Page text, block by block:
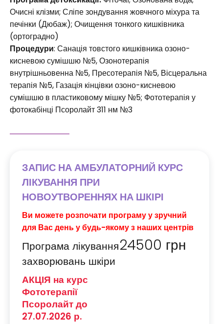
Очисні клізми; Сліпе зондування жовчного міхура та
печінки (Дюбаж); Очищення тонкого кишківника
(ортоградно)
Процедури: Санація товстого кишківника озоно-
кисневою сумішшю №5, Озонотерапія
внутрішньовенна №5, Пресотерапія №5, Вісцеральна
терапія №5, Газація кінцівки озоно-кисневою
сумішшю в пластиковому мішку №5; Фототерапія у
фотокабінці Псоролайт 311 нм №3
ЗАПИС НА АМБУЛАТОРНИЙ КУРС
ЛІКУВАННЯ ПРИ
НОВОУТВОРЕННЯХ НА ШКІРІ
Ви можете розпочати програму у зручний
для Вас день у будь-якому з наших центрів
Програма лікування
захворювань шкіри
24500 грн
АКЦІЯ на курс
Фототерапії
Псоролайт до
27.07.2026 р.